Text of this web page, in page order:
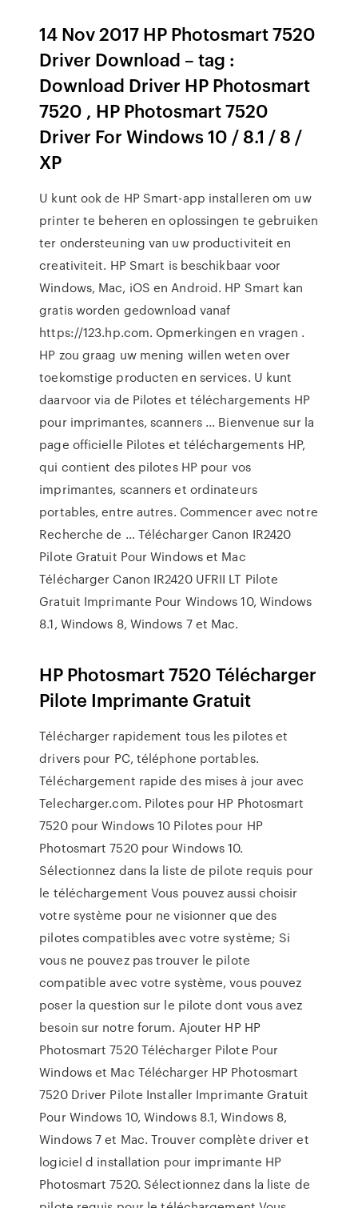
14 Nov 2017 HP Photosmart 7520
Driver Download – tag :
Download Driver HP Photosmart
7520 , HP Photosmart 7520
Driver For Windows 10 / 8.1 / 8 /
XP
U kunt ook de HP Smart-app installeren om uw
printer te beheren en oplossingen te gebruiken
ter ondersteuning van uw productiviteit en
creativiteit. HP Smart is beschikbaar voor
Windows, Mac, iOS en Android. HP Smart kan
gratis worden gedownload vanaf
https://123.hp.com. Opmerkingen en vragen .
HP zou graag uw mening willen weten over
toekomstige producten en services. U kunt
daarvoor via de Pilotes et téléchargements HP
pour imprimantes, scanners ... Bienvenue sur la
page officielle Pilotes et téléchargements HP,
qui contient des pilotes HP pour vos
imprimantes, scanners et ordinateurs
portables, entre autres. Commencer avec notre
Recherche de … Télécharger Canon IR2420
Pilote Gratuit Pour Windows et Mac
Télécharger Canon IR2420 UFRII LT Pilote
Gratuit Imprimante Pour Windows 10, Windows
8.1, Windows 8, Windows 7 et Mac.
HP Photosmart 7520 Télécharger
Pilote Imprimante Gratuit
Télécharger rapidement tous les pilotes et
drivers pour PC, téléphone portables.
Téléchargement rapide des mises à jour avec
Telecharger.com. Pilotes pour HP Photosmart
7520 pour Windows 10 Pilotes pour HP
Photosmart 7520 pour Windows 10.
Sélectionnez dans la liste de pilote requis pour
le téléchargement Vous pouvez aussi choisir
votre système pour ne visionner que des
pilotes compatibles avec votre système; Si
vous ne pouvez pas trouver le pilote
compatible avec votre système, vous pouvez
poser la question sur le pilote dont vous avez
besoin sur notre forum. Ajouter HP HP
Photosmart 7520 Télécharger Pilote Pour
Windows et Mac Télécharger HP Photosmart
7520 Driver Pilote Installer Imprimante Gratuit
Pour Windows 10, Windows 8.1, Windows 8,
Windows 7 et Mac. Trouver complète driver et
logiciel d installation pour imprimante HP
Photosmart 7520. Sélectionnez dans la liste de